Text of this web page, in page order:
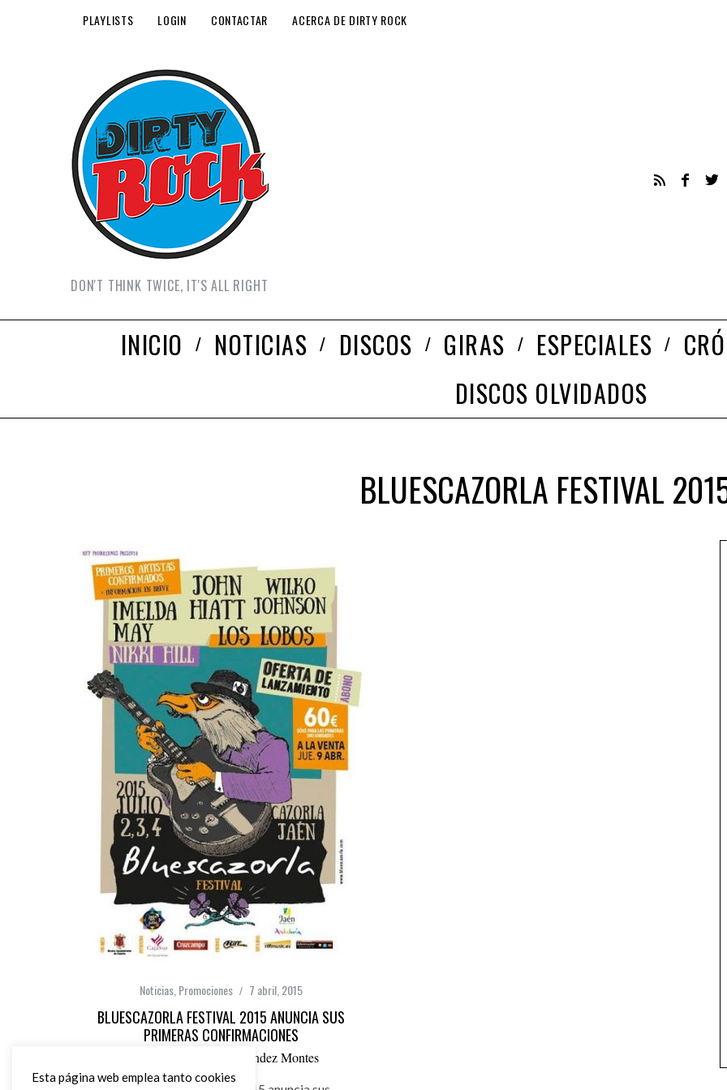
PLAYLISTS LOGIN CONTACTAR ACERCA DE DIRTY ROCK
DON'T THINK TWICE, IT'S ALL RIGHT
INICIO NOTICIAS DISCOS GIRAS ESPECIALES
DISCOS OLVIDADOS
BLUESCAZORLA FESTIVAL
Noticias, Promociones 7 abril, 2015
BLUESCAZORLA FESTIVAL 2015 ANUNCIA SUS
PRIMERAS CONFIRMACIONES
Ángel Manuel Hernández Montes
Esta página web emplea tanto cookies